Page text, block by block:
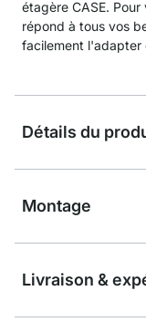
étagère CASE.
répond à tous vos
facilement l'adapter
Détails du
Montage
Livraison &